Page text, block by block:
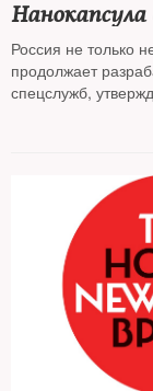
Нанокапсула
Россия не только
продолжает
спецслужб,